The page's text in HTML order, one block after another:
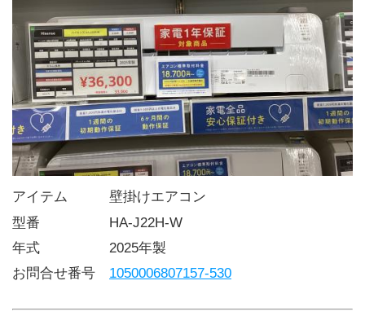
アイテム   壁掛けエアコン
型番     HA-J22H-W
年式     2025年製
お問合せ番号 1050006807157-530